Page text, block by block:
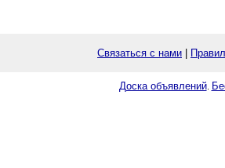
Связаться с нами
Доска объявлений.